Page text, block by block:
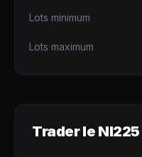
Lots minimum
Lots maximum
Trader le NI225